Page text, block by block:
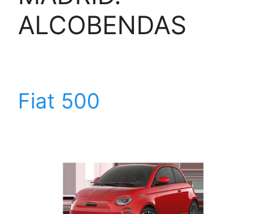
ALCOBENDAS
Fiat 500